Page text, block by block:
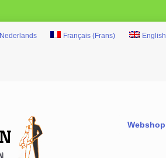
Nederlands Français (Frans) English
Webshop